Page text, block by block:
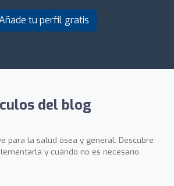
tu perfil gratis
del blog
para la salud ósea y general. Descubre
y cuándo no es necesario.